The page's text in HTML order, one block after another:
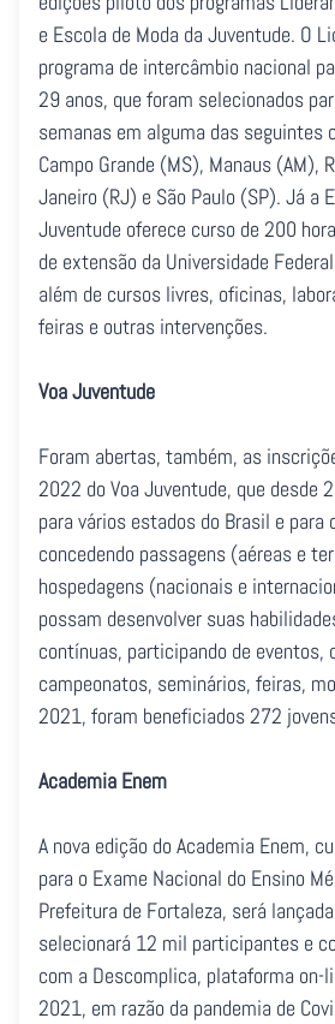
e Escola de Moda da Juventude. O
programa de intercâmbio nacional
29 anos, que foram selecionados
semanas em alguma das seguintes
Campo Grande (MS), Manaus (AM),
Janeiro (RJ) e São Paulo (SP). Já a
Juventude oferece curso de 200
de extensão da Universidade
além de cursos livres, oficinas,
feiras e outras intervenções.
Voa Juventude
Foram abertas, também, as
2022 do Voa Juventude, que desde
para vários estados do Brasil e para
concedendo passagens (aéreas e
hospedagens (nacionais e
possam desenvolver suas
contínuas, participando de eventos,
campeonatos, seminários, feiras,
2021, foram beneficiados 272
Academia Enem
A nova edição do Academia Enem,
para o Exame Nacional do Ensino
Prefeitura de Fortaleza, será
selecionará 12 mil participantes e
com a Descomplica, plataforma on-
2021, em razão da pandemia de